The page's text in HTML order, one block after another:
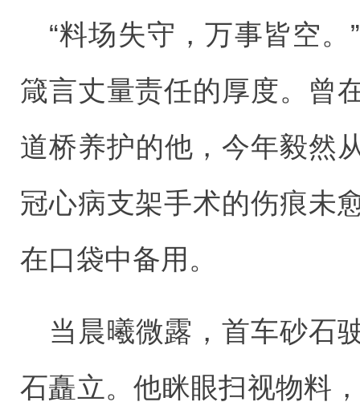
“料场失守，万事皆空
箴言丈量责任的厚度。曾
道桥养护的他，今年毅
冠心病支架手术的伤痕未
在口袋中备用。
当晨曦微露，首车砂石
石矗立。他眯眼扫视物料